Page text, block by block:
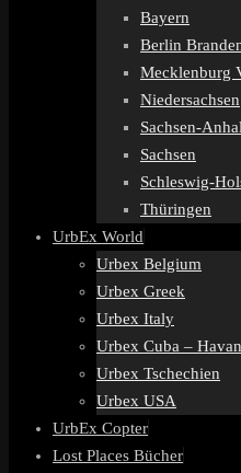
Bayern
Berlin
Mecklenburg
Niedersachsen
Sachsen-
Sachsen
Schleswig-
Thüringen
UrbEx World
Urbex Belgium
Urbex Greek
Urbex Italy
Urbex Cuba –
Urbex Tschechien
Urbex USA
UrbEx Copter
Lost Places Bücher